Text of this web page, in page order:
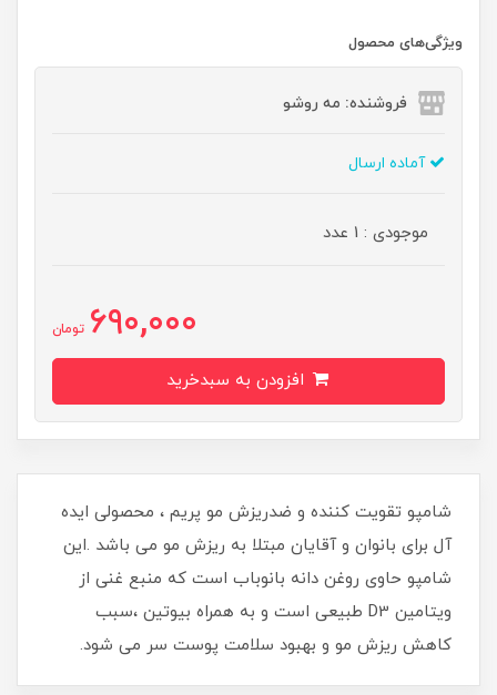
ویژگی‌های محصول
فروشنده: مه رو‌شو
آماده ارسال
موجودی : 1 عدد
690,000 تومان
شامپو تقویت کننده و ضدریزش مو پریم ، محصولی ایده
آل برای بانوان و آقایان مبتلا به ریزش مو می باشد .این
شامپو حاوی روغن دانه بانوباب است که منبع غنی از
ویتامین D3 طبیعی است و به همراه بیوتین ،سبب
کاهش ریزش مو و بهبود سلامت پوست سر می شود.